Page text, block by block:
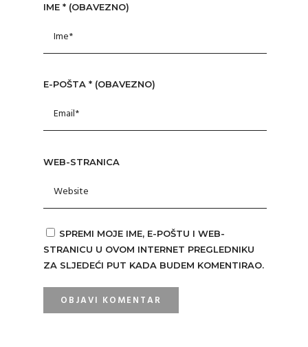
IME * (OBAVEZNO)
E-POŠTA * (OBAVEZNO)
WEB-STRANICA
SPREMI MOJE IME, E-POŠTU I WEB-
STRANICU U OVOM INTERNET PREGLEDNIKU
ZA SLJEDEĆI PUT KADA BUDEM KOMENTIRAO.